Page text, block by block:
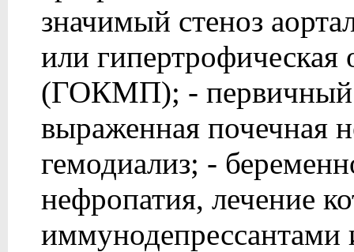
значимый стеноз
или гипертрофическая
(ГОКМП); - первичный
выраженная почечная
гемодиализ; -
нефропатия, лечение
иммунодепрессантами